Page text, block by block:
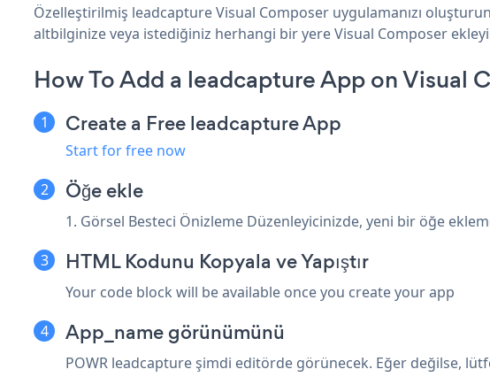
Özelleştirilmiş leadcapture Visual Composer uygulamanızı
altbilginize veya istediğiniz herhangi bir yere Visual Composer
How To Add a leadcapture App on Visual
Create a Free leadcapture App
Start for free now
Öğe ekle
1. Görsel Besteci Önizleme Düzenleyicinizde, yeni bir öğe
HTML Kodunu Kopyala ve Yapıştır
Your code block will be available once you create your app
App_name görünümünü
POWR leadcapture şimdi editörde görünecek. Eğer değilse,